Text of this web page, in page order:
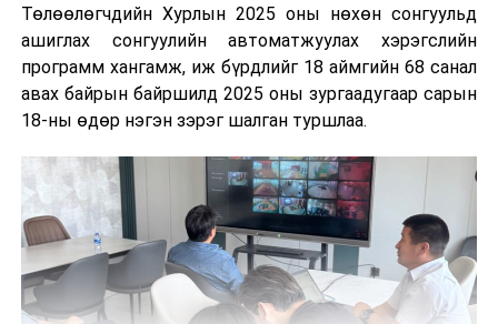
Төлөөлөгчдийн Хурлын 2025 оны нөхөн сонгуульд
ашиглах сонгуулийн автоматжуулах хэрэгслийн
программ хангамж, иж бүрдлийг 18 аймгийн 68 санал
авах байрын байршилд 2025 оны зургаадугаар сарын
18-ны өдөр нэгэн зэрэг шалган туршлаа.